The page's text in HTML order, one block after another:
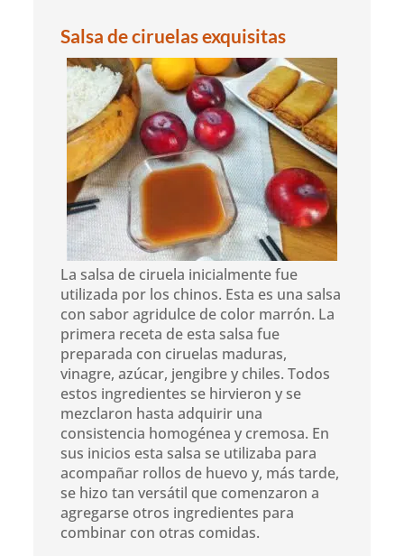
Salsa de ciruelas exquisitas
La salsa de ciruela inicialmente fue
utilizada por los chinos. Esta es una salsa
con sabor agridulce de color marrón. La
primera receta de esta salsa fue
preparada con ciruelas maduras,
vinagre, azúcar, jengibre y chiles. Todos
estos ingredientes se hirvieron y se
mezclaron hasta adquirir una
consistencia homogénea y cremosa. En
sus inicios esta salsa se utilizaba para
acompañar rollos de huevo y, más tarde,
se hizo tan versátil que comenzaron a
agregarse otros ingredientes para
combinar con otras comidas.